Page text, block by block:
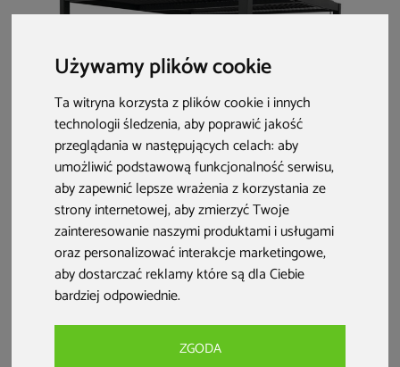
Używamy plików cookie
Ta witryna korzysta z plików cookie i innych
technologii śledzenia, aby poprawić jakość
przeglądania w następujących celach:aby
umożliwić podstawową funkcjonalność serwisu,
aby zapewnić lepsze wrażenia z korzystania ze
strony internetowej,aby zmierzyć Twoje
zainteresowanie naszymi produktami i usługami
oraz personalizować interakcje marketingowe,
aby dostarczać reklamy które są dla Ciebie
bardziej odpowiednie.
ZGODA